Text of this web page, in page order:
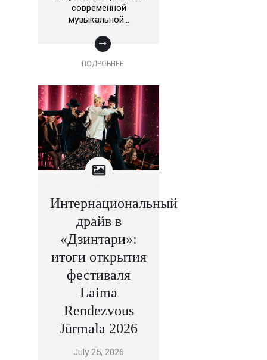
современной
музыкальной…
ПОДРОБНЕЕ
Интернациональный
драйв в
«Дзинтари»:
итоги открытия
фестиваля
Laima
Rendezvous
Jūrmala 2026
July 25, 2026